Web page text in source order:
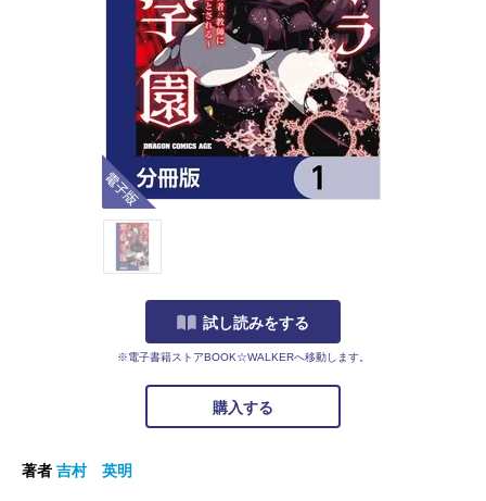
電子版
試し読みをする
※電子書籍ストアBOOK☆WALKERへ移動します。
購入する
著者 吉村 英明